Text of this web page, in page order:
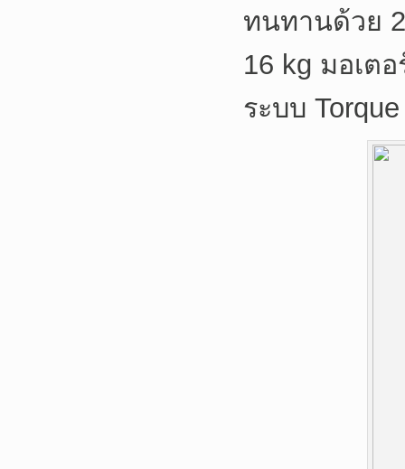
ทนทานด้วย
16 kg มอเต
ระบบ